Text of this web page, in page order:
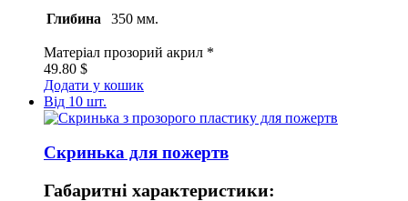
Глибина 350 мм.
Матеріал прозорий акрил *
49.80 $
Додати у кошик
Від 10 шт.
Скринька для пожертв
Габаритні характеристики: